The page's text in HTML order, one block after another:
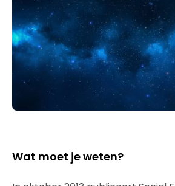
Wat moet je weten?